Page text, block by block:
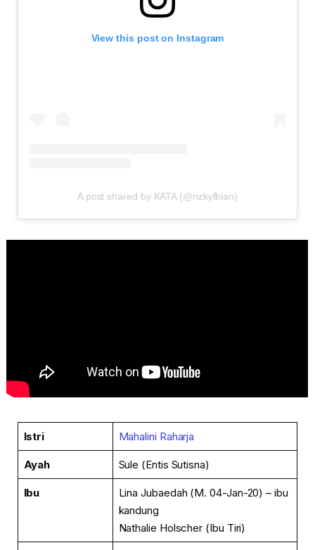
View this post on Instagram
A post shared by KATA (@rizkyfbian)
Istri Mahalini Raharja
Ayah Sule (Entis Sutisna)
Ibu
Lina Jubaedah (M. 04-Jan-20) – ibu
kandung
Nathalie Holscher (Ibu Tiri)